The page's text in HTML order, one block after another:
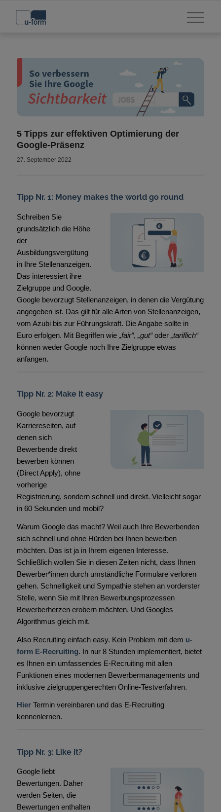
5 Tipps zur effektiven Optimierung der
Google-Präsenz
27. September 2022
Tipp Nr. 1: Money makes the world go round
Schreiben Sie
grundsätzlich die Höhe
der
Ausbildungsvergütung
in Ihre Stellenanzeigen.
Das interessiert ihre
Zielgruppe und Google.
Google bevorzugt Stellenanzeigen, in denen die Vergütung
angegeben ist. Das gilt für alle Arten von Stellenanzeigen,
vom Azubi bis zur Führungskraft. Die Angabe sollte in
Euro erfolgen. Mit Begriffen wie „fair“, „gut“oder „tariflich“
können weder Google noch Ihre Zielgruppe etwas
anfangen.
Tipp Nr. 2: Make it easy
Google bevorzugt
Karriereseiten, auf
denen sich
Bewerbende direkt
bewerben können
(Direct Apply), ohne
vorherige
Registrierung, sondern schnell und direkt. Vielleicht sogar
in 60 Sekunden und mobil?
Warum Google das macht? Weil auch Ihre Bewerbenden
sich schnell und ohne Hürden bei Ihnen bewerben
möchten. Das ist ja in Ihrem eigenen Interesse.
Schließlich wollen Sie in diesen Zeiten nicht, dass Ihnen
Bewerber*innen durch umständliche Formulare verloren
gehen. Schnelligkeit und Sympathie stehen an vorderster
Stelle, wenn Sie mit Ihren Bewerbungsprozessen
Bewerberherzen erobern möchten. Und Googles
Algorithmus gleich mit.
Also Recruiting einfach easy. Kein Problem mit dem u-
form E-Recruiting. In nur 8 Stunden implementiert, bietet
es Ihnen ein umfassendes E-Recruiting mit allen
Funktionen eines modernen Bewerbermanagements und
inklusive zielgruppengerechten Online-Testverfahren.
HierTermin vereinbaren und das E-Recruiting
kennenlernen.
Tipp Nr. 3: Like it?
Google liebt
Bewertungen. Daher
werden Seiten, die
Bewertungen enthalten